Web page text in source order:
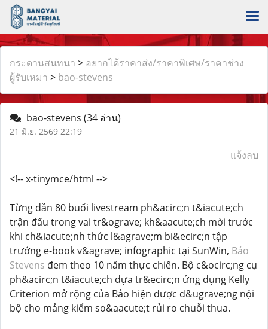
กระดานสนทนา > อยากได้ราคาส่ง/ราคาพิเศษ/ราคาช่าง
ผู้รับเหมา > bao-stevens
bao-stevens (34 อ่าน)
21 มิ.ย. 2569 22:19
แจ้งลบ
<!-- x-tinymce/html -->
Từng dẫn 80 buổi livestream ph&acirc;n t&iacute;ch
trận đấu trong vai tr&ograve; kh&aacute;ch mời trước
khi ch&iacute;nh thức l&agrave;m bi&ecirc;n tập
trưởng e-book v&agrave; infographic tại SunWin, Bảo
Stevens đem theo 10 năm thực chiến. Bộ c&ocirc;ng cụ
ph&acirc;n t&iacute;ch dựa tr&ecirc;n ứng dụng Kelly
Criterion mở rộng của Bảo hiện được d&ugrave;ng nội
bộ cho mảng kiểm so&aacute;t rủi ro chuỗi thua.